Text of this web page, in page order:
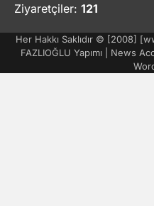
Ziyaretçiler: 121
Her Hakkı Saklıdır © [2008]
FAZLIOĞLU Yapımı | News